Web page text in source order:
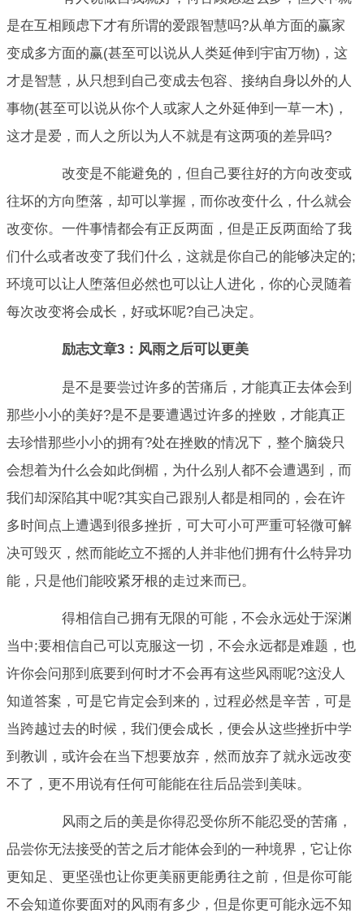
是在互相顾虑下才有所谓的爱跟智慧吗?从单方面的赢家
变成多方面的赢(甚至可以说从人类延伸到宇宙万物)，这
才是智慧，从只想到自己变成去包容、接纳自身以外的人
事物(甚至可以说从你个人或家人之外延伸到一草一木)，
这才是爱，而人之所以为人不就是有这两项的差异吗?
改变是不能避免的，但自己要往好的方向改变或
往坏的方向堕落，却可以掌握，而你改变什么，什么就会
改变你。一件事情都会有正反两面，但是正反两面给了我
们什么或者改变了我们什么，这就是你自己的能够决定的;
环境可以让人堕落但必然也可以让人进化，你的心灵随着
每次改变将会成长，好或坏呢?自己决定。
励志文章3：风雨之后可以更美
是不是要尝过许多的苦痛后，才能真正去体会到
那些小小的美好?是不是要遭遇过许多的挫败，才能真正
去珍惜那些小小的拥有?处在挫败的情况下，整个脑袋只
会想着为什么会如此倒楣，为什么别人都不会遭遇到，而
我们却深陷其中呢?其实自己跟别人都是相同的，会在许
多时间点上遭遇到很多挫折，可大可小可严重可轻微可解
决可毁灭，然而能屹立不摇的人并非他们拥有什么特异功
能，只是他们能咬紧牙根的走过来而已。
得相信自己拥有无限的可能，不会永远处于深渊
当中;要相信自己可以克服这一切，不会永远都是难题，也
许你会问那到底要到何时才不会再有这些风雨呢?这没人
知道答案，可是它肯定会到来的，过程必然是辛苦，可是
当跨越过去的时候，我们便会成长，便会从这些挫折中学
到教训，或许会在当下想要放弃，然而放弃了就永远改变
不了，更不用说有任何可能能在往后品尝到美味。
风雨之后的美是你得忍受你所不能忍受的苦痛，
品尝你无法接受的苦之后才能体会到的一种境界，它让你
更知足、更坚强也让你更美丽更能勇往之前，但是你可能
不会知道你要面对的风雨有多少，但是你更可能永远不知